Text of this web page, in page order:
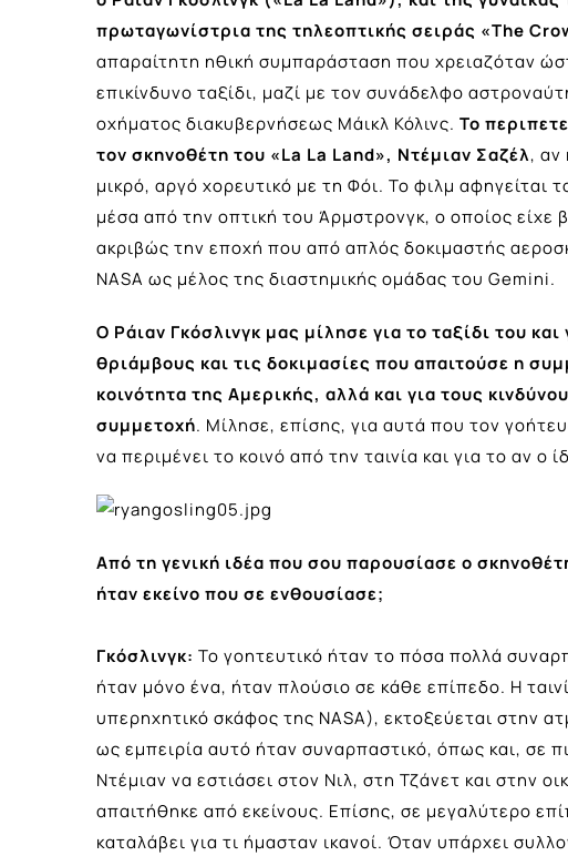
πρωταγωνίστρια της τηλεοπτικής σειράς «The
απαραίτητη ηθική συμπαράσταση που χρειαζόταν
επικίνδυνο ταξίδι, μαζί με τον συνάδελφο
οχήματος διακυβερνήσεως Μάικλ Κόλινς. Το
τον σκηνοθέτη του «La La Land», Ντέμιαν Σαζέλ, αν
μικρό, αργό χορευτικό με τη Φόι. Το φιλμ
μέσα από την οπτική του Άρμστρονγκ, ο οποίος είχε
ακριβώς την εποχή που από απλός δοκιμαστής
NASA ως μέλος της διαστημικής ομάδας του Gemini.
Ο Ράιαν Γκόσλινγκ μας μίλησε για το ταξίδι του
θριάμβους και τις δοκιμασίες που απαιτούσε η
κοινότητα της Αμερικής, αλλά και για τους
συμμετοχή. Μίλησε, επίσης, για αυτά που τον
να περιμένει το κοινό από την ταινία και για το αν ο
Από τη γενική ιδέα που σου παρουσίασε ο
ήταν εκείνο που σε ενθουσίασε;
Γκόσλινγκ: Το γοητευτικό ήταν το πόσα πολλά
ήταν μόνο ένα, ήταν πλούσιο σε κάθε επίπεδο. Η
υπερηχητικό σκάφος της NASA), εκτοξεύεται στην
ως εμπειρία αυτό ήταν συναρπαστικό, όπως και, σε
Ντέμιαν να εστιάσει στον Νιλ, στη Τζάνετ και στην
απαιτήθηκε από εκείνους. Επίσης, σε μεγαλύτερο
καταλάβει για τι ήμασταν ικανοί. Όταν υπάρχει